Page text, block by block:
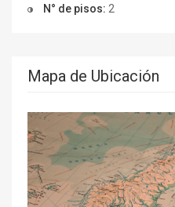
N° de pisos: 2
Mapa de Ubicación